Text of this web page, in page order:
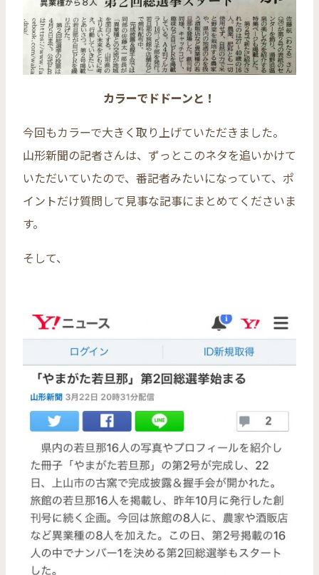
カラーでドドーンと！
今回もカラーで大きく取り上げていただきました。
山形新聞の記者さんは、ずっとこのネタを追いかけて
いただいていたので、番記者みたいになっていて、ポ
イントだけ質問して見事な記事にまとめてくださいま
す。
そして、